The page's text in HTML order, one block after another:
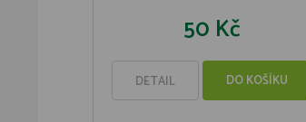
50 Kč
DETAIL DO KOŠÍKU